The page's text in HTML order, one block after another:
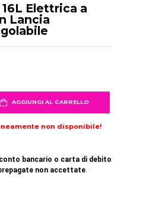
Elettrica a
Lancia
AGGIUNGI AL CARRELLO
non disponibile!
conto bancario o carta di debito
non accettate.